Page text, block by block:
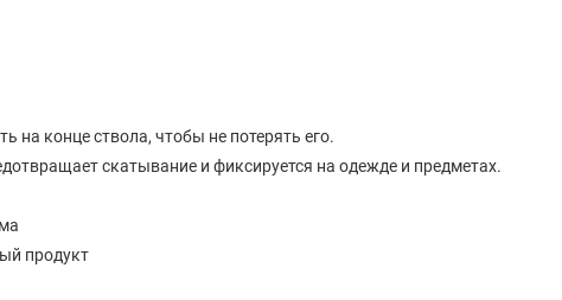
на конце ствола, чтобы не потерять его.
скатывание и фиксируется на одежде и предметах.
продукт